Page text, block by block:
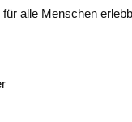
alle Menschen